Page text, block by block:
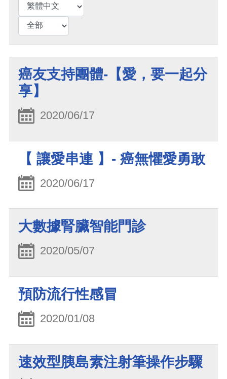
癌友支持團體-【愛，要一起分
享】
2020/06/17
【 讓愛串連 】- 癌無懼愛勇敢
2020/06/17
大數據腎臟智能門診
2020/05/07
預防流行性感冒
2020/01/08
速效型胰島素注射筆操作步驟